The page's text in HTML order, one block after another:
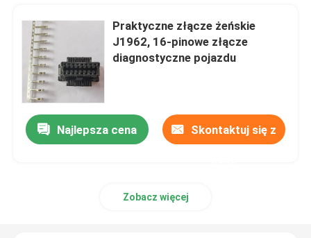
Praktyczne złącze żeńskie
J1962, 16-pinowe złącze
diagnostyczne pojazdu
Najlepsza cena Skontaktuj się z
Zobacz więcej